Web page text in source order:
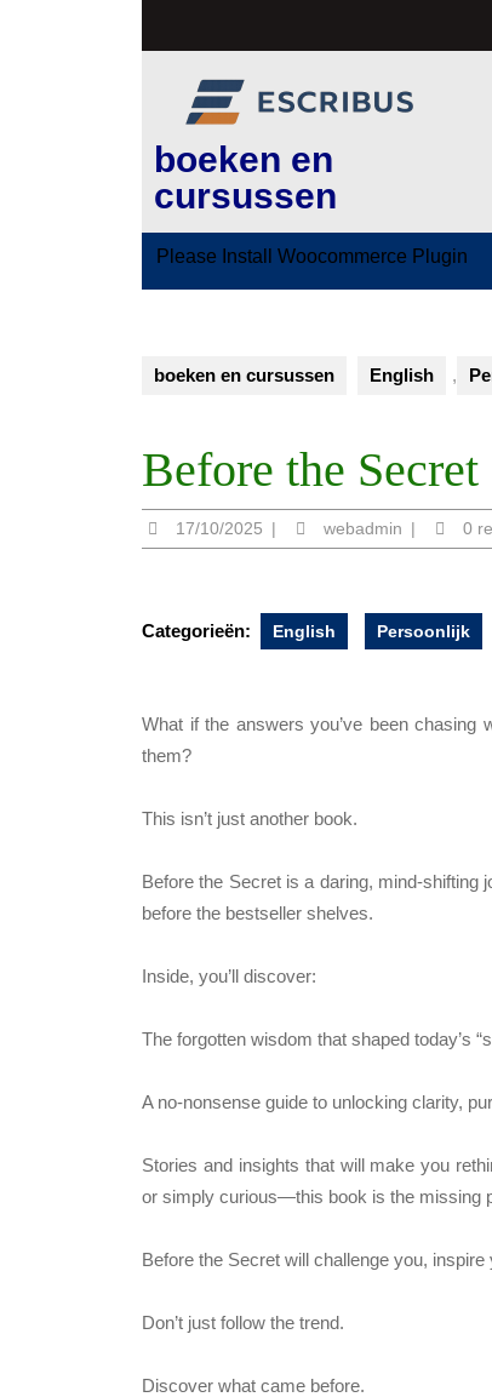
boeken en
cursussen
Please Install Woocommerce Plugin
boeken en cursussen English ,
Before the Secret
17/10/202517/10/2025
| webadminwebadmin
| 0
Categorieën: English Persoonlijk
What if the answers you’ve been
them?
This isn’t just another book.
Before the Secret is a daring, mind-shifting
before the bestseller shelves.
Inside, you’ll discover:
The forgotten wisdom that shaped today’s
A no-nonsense guide to unlocking clarity,
Stories and insights that will make you
or simply curious—this book is the missing
Before the Secret will challenge you,
Don’t just follow the trend.
Discover what came before.